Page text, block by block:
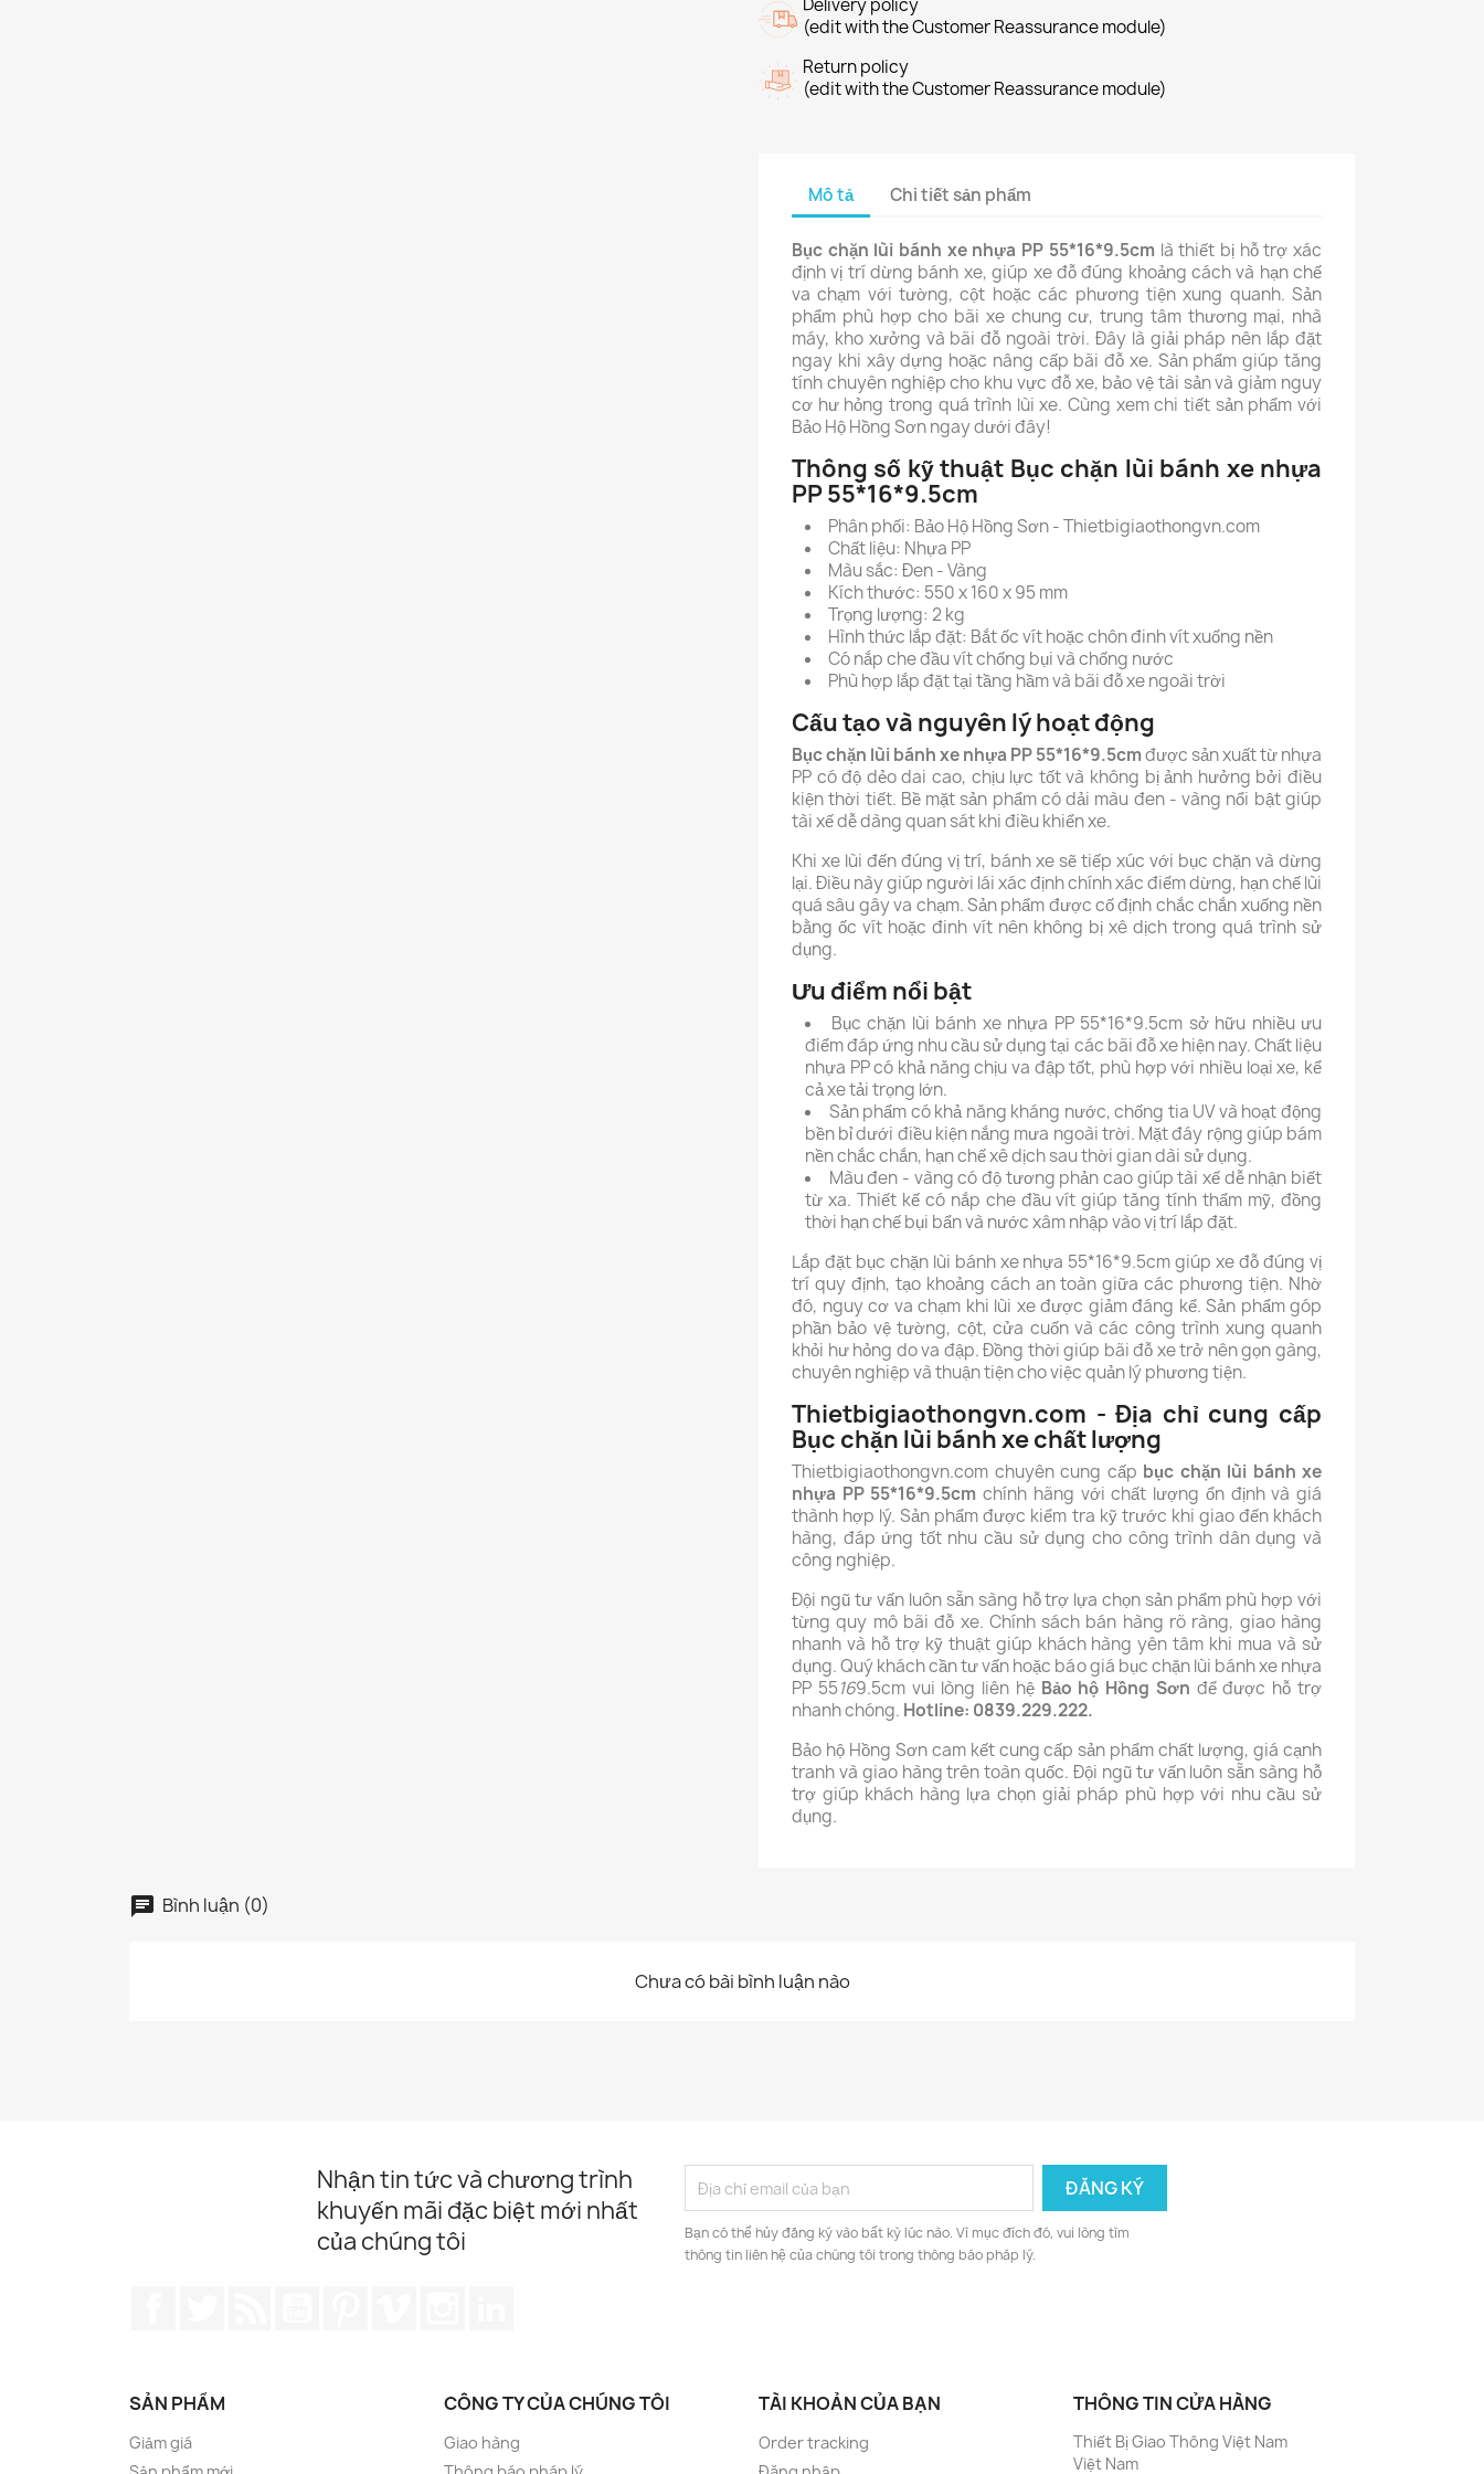
Delivery policy
(edit with the Customer Reassurance module)
Return policy
(edit with the Customer Reassurance module)
Mô tả Chi tiết sản phẩm
Bục chặn lùi bánh xe nhựa PP 55*16*9.5cm là thiết bị hỗ trợ xác
định vị trí dừng bánh xe, giúp xe đỗ đúng khoảng cách và hạn chế
va chạm với tường, cột hoặc các phương tiện xung quanh. Sản
phẩm phù hợp cho bãi xe chung cư, trung tâm thương mại, nhà
máy, kho xưởng và bãi đỗ ngoài trời. Đây là giải pháp nên lắp đặt
ngay khi xây dựng hoặc nâng cấp bãi đỗ xe. Sản phẩm giúp tăng
tính chuyên nghiệp cho khu vực đỗ xe, bảo vệ tài sản và giảm nguy
cơ hư hỏng trong quá trình lùi xe. Cùng xem chi tiết sản phẩm với
Bảo Hộ Hồng Sơn ngay dưới đây!
Thông số kỹ thuật Bục chặn lùi bánh xe nhựa
PP 55*16*9.5cm
Phân phối: Bảo Hộ Hồng Sơn - Thietbigiaothongvn.com
Chất liệu: Nhựa PP
Màu sắc: Đen - Vàng
Kích thước: 550 x 160 x 95 mm
Trọng lượng: 2 kg
Hình thức lắp đặt: Bắt ốc vít hoặc chôn đinh vít xuống nền
Có nắp che đầu vít chống bụi và chống nước
Phù hợp lắp đặt tại tầng hầm và bãi đỗ xe ngoài trời
Cấu tạo và nguyên lý hoạt động
Bục chặn lùi bánh xe nhựa PP55*16*9.5cmđược sản xuất từ nhựa
PP có độ dẻo dai cao, chịu lực tốt và không bị ảnh hưởng bởi điều
kiện thời tiết. Bề mặt sản phẩm có dải màu đen - vàng nổi bật giúp
tài xế dễ dàng quan sát khi điều khiển xe.
Khi xe lùi đến đúng vị trí, bánh xe sẽ tiếp xúc với bục chặn và dừng
lại. Điều này giúp người lái xác định chính xác điểm dừng, hạn chế lùi
quá sâu gây va chạm. Sản phẩm được cố định chắc chắn xuống nền
bằng ốc vít hoặc đinh vít nên không bị xê dịch trong quá trình sử
dụng.
Ưu điểm nổi bật
Bục chặn lùi bánh xe nhựa PP 55*16*9.5cm sở hữu nhiều ưu
điểm đáp ứng nhu cầu sử dụng tại các bãi đỗ xe hiện nay. Chất liệu
nhựa PP có khả năng chịu va đập tốt, phù hợp với nhiều loại xe, kể
cả xe tải trọng lớn.
Sản phẩm có khả năng kháng nước, chống tia UV và hoạt động
bền bỉ dưới điều kiện nắng mưa ngoài trời. Mặt đáy rộng giúp bám
nền chắc chắn, hạn chế xê dịch sau thời gian dài sử dụng.
Màu đen - vàng có độ tương phản cao giúp tài xế dễ nhận biết
từ xa. Thiết kế có nắp che đầu vít giúp tăng tính thẩm mỹ, đồng
thời hạn chế bụi bẩn và nước xâm nhập vào vị trí lắp đặt.
Lắp đặt bục chặn lùi bánh xe nhựa 55*16*9.5cm giúp xe đỗ đúng vị
trí quy định, tạo khoảng cách an toàn giữa các phương tiện. Nhờ
đó, nguy cơ va chạm khi lùi xe được giảm đáng kể. Sản phẩm góp
phần bảo vệ tường, cột, cửa cuốn và các công trình xung quanh
khỏi hư hỏng do va đập. Đồng thời giúp bãi đỗ xe trở nên gọn gàng,
chuyên nghiệp và thuận tiện cho việc quản lý phương tiện.
Thietbigiaothongvn.com - Địa chỉ cung cấp
Bục chặn lùi bánh xe chất lượng
Thietbigiaothongvn.com chuyên cung cấp bục chặn lùi bánh xe
nhựa PP 55*16*9.5cm chính hãng với chất lượng ổn định và giá
thành hợp lý. Sản phẩm được kiểm tra kỹ trước khi giao đến khách
hàng, đáp ứng tốt nhu cầu sử dụng cho công trình dân dụng và
công nghiệp.
Đội ngũ tư vấn luôn sẵn sàng hỗ trợ lựa chọn sản phẩm phù hợp với
từng quy mô bãi đỗ xe. Chính sách bán hàng rõ ràng, giao hàng
nhanh và hỗ trợ kỹ thuật giúp khách hàng yên tâm khi mua và sử
dụng. Quý khách cần tư vấn hoặc báo giá bục chặn lùi bánh xe nhựa
PP 55169.5cm vui lòng liên hệ Bảo hộ Hồng Sơn để được hỗ trợ
nhanh chóng. Hotline: 0839.229.222.
Bảo hộ Hồng Sơn cam kết cung cấp sản phẩm chất lượng, giá cạnh
tranh và giao hàng trên toàn quốc. Đội ngũ tư vấn luôn sẵn sàng hỗ
trợ giúp khách hàng lựa chọn giải pháp phù hợp với nhu cầu sử
dụng.
Bình luận (0)
Chưa có bài bình luận nào
Nhận tin tức và chương trình
khuyến mãi đặc biệt mới nhất
của chúng tôi
Bạn có thể hủy đăng ký vào bất kỳ lúc nào. Vì mục đích đó, vui lòng tìm
thông tin liên hệ của chúng tôi trong thông báo pháp lý.
SẢN PHẨM
Giảm giá
CÔNG TY CỦA CHÚNG TÔI
Giao hàng
TÀI KHOẢN CỦA BẠN
Order tracking
THÔNG TIN CỬA HÀNG
Thiết Bị Giao Thông Việt Nam
Việt Nam